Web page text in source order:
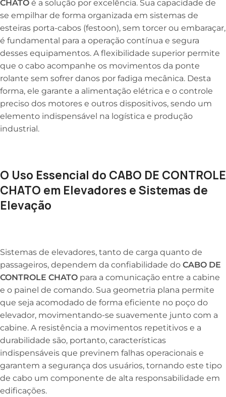
CHATO é a solução por excelência. Sua capacidade de
se empilhar de forma organizada em sistemas de
esteiras porta-cabos (festoon), sem torcer ou embaraçar,
é fundamental para a operação contínua e segura
desses equipamentos. A flexibilidade superior permite
que o cabo acompanhe os movimentos da ponte
rolante sem sofrer danos por fadiga mecânica. Desta
forma, ele garante a alimentação elétrica e o controle
preciso dos motores e outros dispositivos, sendo um
elemento indispensável na logística e produção
industrial.
O Uso Essencial do CABO DE CONTROLE
CHATO em Elevadores e Sistemas de
Elevação
Sistemas de elevadores, tanto de carga quanto de
passageiros, dependem da confiabilidade do CABO DE
CONTROLE CHATO para a comunicação entre a cabine
e o painel de comando. Sua geometria plana permite
que seja acomodado de forma eficiente no poço do
elevador, movimentando-se suavemente junto com a
cabine. A resistência a movimentos repetitivos e a
durabilidade são, portanto, características
indispensáveis que previnem falhas operacionais e
garantem a segurança dos usuários, tornando este tipo
de cabo um componente de alta responsabilidade em
edificações.